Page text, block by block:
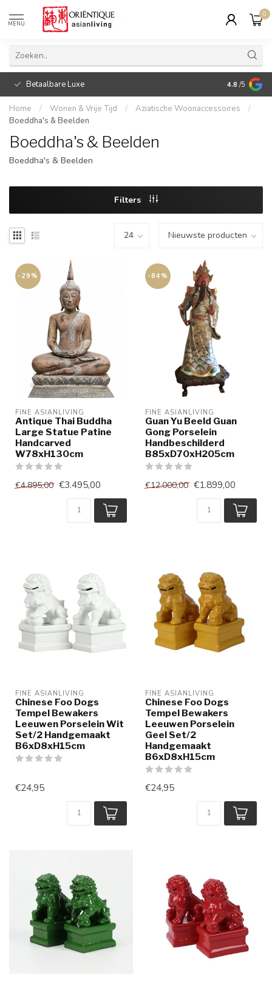
MENU
0
Betaalbare Luxe 4.8 /5
Home / Wonen & Vrije Tijd / Aziatische Woonaccessoires
/
Boeddha's & Beelden
Boeddha's & Beelden
Boeddha's & Beelden
Filters
-29%
FINE ASIANLIVING
Antique Thai Buddha
Large Statue Patine
Handcarved
W78xH130cm
€4.895,00 €3.495,00
-84%
FINE ASIANLIVING
Guan Yu Beeld Guan
Gong Porselein
Handbeschilderd
B85xD70xH205cm
€12.000,00 €1.899,00
FINE ASIANLIVING
Chinese Foo Dogs
Tempel Bewakers
Leeuwen Porselein Wit
Set/2 Handgemaakt
B6xD8xH15cm
€24,95
FINE ASIANLIVING
Chinese Foo Dogs
Tempel Bewakers
Leeuwen Porselein
Geel Set/2
Handgemaakt
B6xD8xH15cm
€24,95